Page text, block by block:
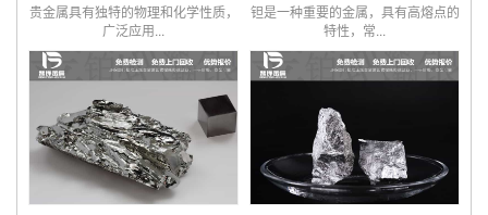
贵金属具有独特的物理和化学性质，
广泛应用...
钽是一种重要的金属，具有高熔点的
特性，常...